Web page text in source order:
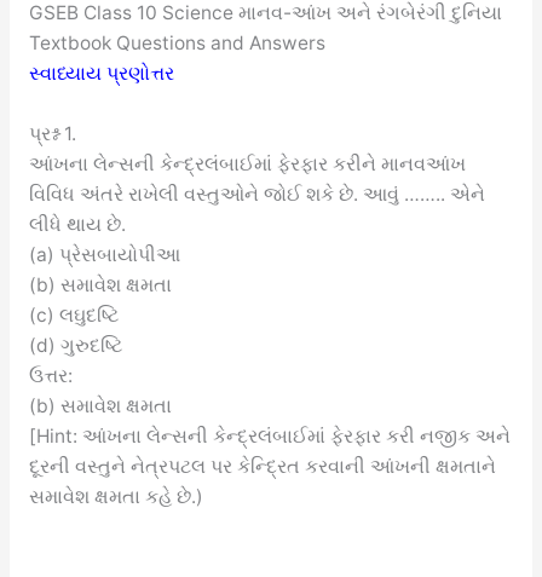
GSEB Class 10 Science માનવ-આંખ અને રંગબેરંગી દુનિયા
Textbook Questions and Answers
સ્વાધ્યાય પ્રણોત્તર
પ્રશ્ન 1.
આંખના લેન્સની કેન્દ્રલંબાઈમાં ફેરફાર કરીને માનવઆંખ
વિવિધ અંતરે રાખેલી વસ્તુઓને જોઈ શકે છે. આવું …….. એને
લીધે થાય છે.
(a) પ્રેસબાયોપીઆ
(b) સમાવેશ ક્ષમતા
(c) લઘુદષ્ટિ
(d) ગુરુદષ્ટિ
ઉત્તર:
(b) સમાવેશ ક્ષમતા
[Hint: આંખના લેન્સની કેન્દ્રલંબાઈમાં ફેરફાર કરી નજીક અને
દૂરની વસ્તુને નેત્રપટલ પર કેન્દ્રિત કરવાની આંખની ક્ષમતાને
સમાવેશ ક્ષમતા કહે છે.)